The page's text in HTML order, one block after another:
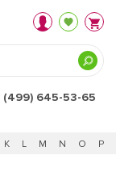
(499) 645-53-65
K L M N O P